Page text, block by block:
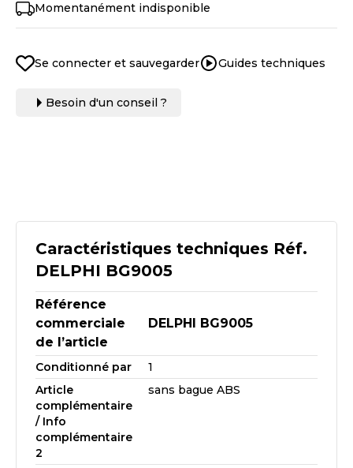
Caractéristiques techniques Réf.
DELPHI BG9005
Référence
commerciale
de l’article
DELPHI BG9005
Conditionné par
1
Article
complémentaire
/ Info
complémentaire
2
sans bague ABS
Momentanément indisponible
Se connecter et sauvegarder Guides techniques
Besoin d'un conseil ?